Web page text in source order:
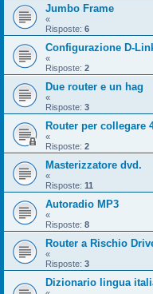
Jumbo Frame
«
Risposte: 6
Configurazione D-
«
Risposte: 2
Due router e un hag
«
Risposte: 3
Router per collegare
«
Risposte: 2
Masterizzatore dvd.
«
Risposte: 11
Autoradio MP3
«
Risposte: 8
Router a Rischio
«
Risposte: 3
Dizionario lingua